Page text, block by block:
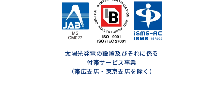
太陽光発電の設置及びそれに係る
付帯サービス事業
（帯広支店・東京支店を除く）